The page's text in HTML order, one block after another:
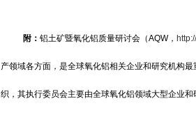
附： 铝土矿暨氧化铝质量研讨会（AQW，
产领域各方面，是全球氧化铝相关企业和研究机构
织，其执行委员会主要由全球氧化铝领域大型企业和